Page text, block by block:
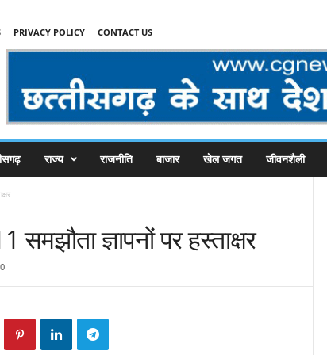
PRIVACY POLICY CONTACT US
राज्य राजनीति बाजार खेल जगत जीवनशैली
ज्ञापनों पर हस्ताक्षर
0